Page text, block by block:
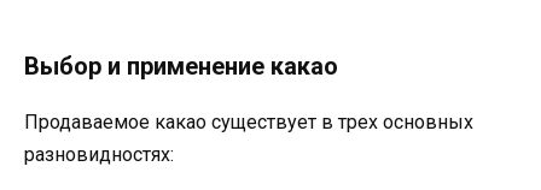
Выбор и применение какао
Продаваемое какао существует в трех основных
разновидностях: